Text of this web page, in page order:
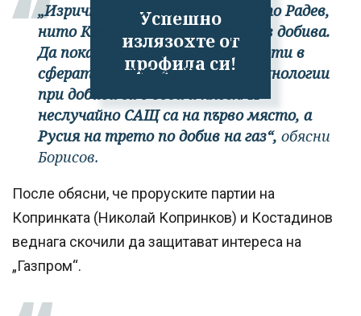
Успешно
излязохте от
профила си!
„Изрично казах, че нито аз, нито Радев,
нито Костадинов са експерти в добива.
Да поканим най-добрите експерти в
сферата на добива. Новите технологии
при добива са с вода и пясък. И
неслучайно САЩ са на първо място, а
Русия на трето по добив на газ“, обясни
Борисов.
После обясни, че проруските партии на
Копринката (Николай Копринков) и Костадинов
веднага скочили да защитават интереса на
„Газпром“.